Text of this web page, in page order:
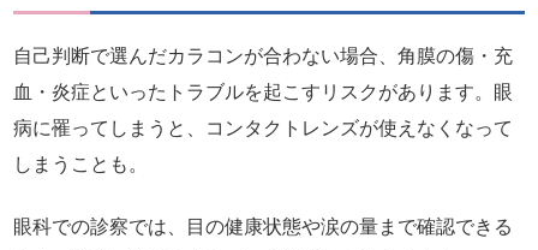
自己判断で選んだカラコンが合わない場合、角膜の傷・充
血・炎症といったトラブルを起こすリスクがあります。眼
病に罹ってしまうと、コンタクトレンズが使えなくなって
しまうことも。
眼科での診察では、目の健康状態や涙の量まで確認できる